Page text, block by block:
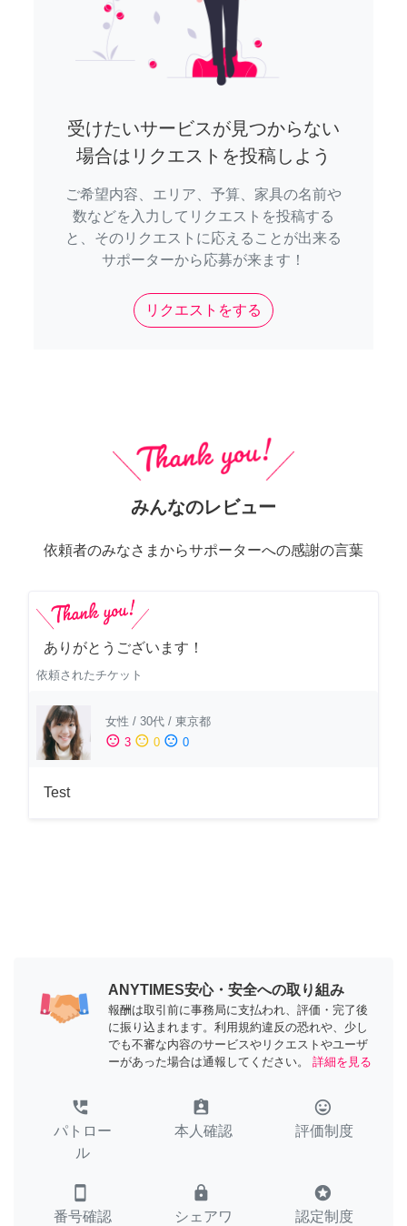
受けたいサービスが見つからない
場合はリクエストを投稿しよう
ご希望内容、エリア、予算、家具の名前や
数などを入力してリクエストを投稿する
と、そのリクエストに応えることが出来る
サポーターから応募が来ます！
リクエストをする
みんなのレビュー
依頼者のみなさまからサポーターへの感謝の言葉
ありがとうございます！
依頼されたチケット
女性 / 30代 / 東京都
sentiment_satisfied 3 sentiment_neutral 0 sentiment_dissatisfied 0
Test
ANYTIMES安心・安全への取り組み
報酬は取引前に事務局に支払われ、評価・完了後
に振り込まれます。利用規約違反の恐れや、少し
でも不審な内容のサービスやリクエストやユーザ
ーがあった場合は通報してください。
詳細を見る
perm_phone_msg
パトロー
ル
assignment_ind
本人確認
tag_faces
評価制度
smartphone
番号確認
lock
シェアワ
stars
認定制度